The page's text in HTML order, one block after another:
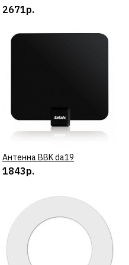
Антенна BBK DA21C
ДОБАВИТЬ К СРАВНЕНИЮ
Антенна BBK DA23C
2018р.
2671р.
КУПИТЬ
Антенна BBK da19
1843р.